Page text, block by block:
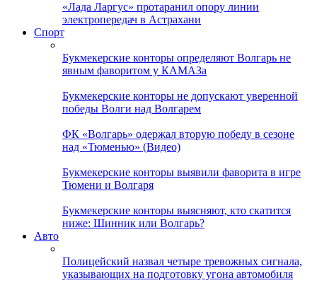
«Лада Ларгус» протаранил опору линии
электропередач в Астрахани
Спорт
Букмекерские конторы определяют Волгарь не
явным фаворитом у КАМАЗа
Букмекерские конторы не допускают уверенной
победы Волги над Волгарем
ФК «Волгарь» одержал вторую победу в сезоне
над «Тюменью» (Видео)
Букмекерские конторы выявили фаворита в игре
Тюмени и Волгаря
Букмекерские конторы выясняют, кто скатится
ниже: Шинник или Волгарь?
Авто
Полицейский назвал четыре тревожных сигнала,
указывающих на подготовку угона автомобиля